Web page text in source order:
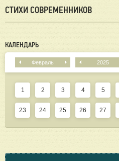
СТИХИ СОВРЕМЕННИКОВ
КАЛЕНДАРЬ
Февраль 2025
1 2 3 4 5
23 24 25 26 27